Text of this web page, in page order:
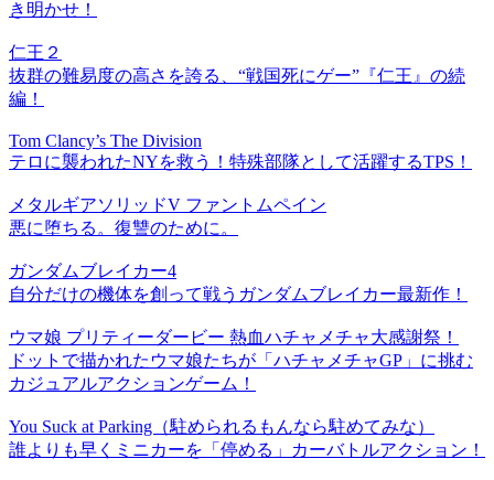
き明かせ！
仁王２
抜群の難易度の高さを誇る、“戦国死にゲー”『仁王』の続
編！
Tom Clancy’s The Division
テロに襲われたNYを救う！特殊部隊として活躍するTPS！
メタルギアソリッドV ファントムペイン
悪に堕ちる。復讐のために。
ガンダムブレイカー4
自分だけの機体を創って戦うガンダムブレイカー最新作！
ウマ娘 プリティーダービー 熱血ハチャメチャ大感謝祭！
ドットで描かれたウマ娘たちが「ハチャメチャGP」に挑む
カジュアルアクションゲーム！
You Suck at Parking（駐められるもんなら駐めてみな）
誰よりも早くミニカーを「停める」カーバトルアクション！